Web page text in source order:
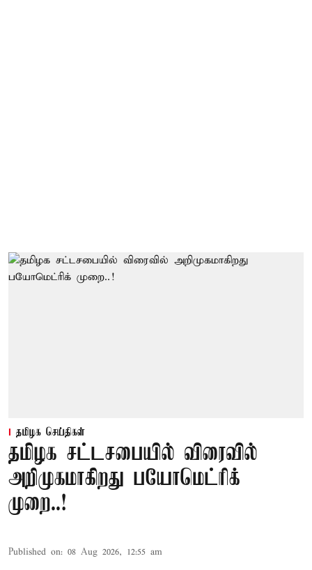
தமிழக செய்திகள்
தமிழக சட்டசபையில் விரைவில்
அறிமுகமாகிறது பயோமெட்ரிக்
முறை..!
Published on: 08 Aug 2026, 12:55 am